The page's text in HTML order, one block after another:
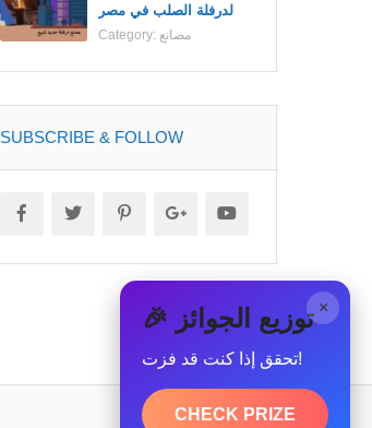
لدرفلة الصلب في مصر
Category: مصانع
SUBSCRIBE & FOLLOW
× 🎉 توزيع الجوائز
تحقق إذا كنت قد فزت!
CHECK PRIZE